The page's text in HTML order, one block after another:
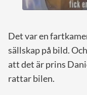
Det var en
sällskap på bild.
att det är prins
rattar bilen.